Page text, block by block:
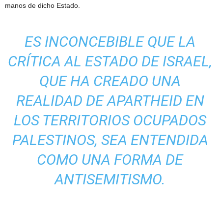
manos de dicho Estado.
ES INCONCEBIBLE QUE LA
CRÍTICA AL ESTADO DE ISRAEL,
QUE HA CREADO UNA
REALIDAD DE APARTHEID EN
LOS TERRITORIOS OCUPADOS
PALESTINOS, SEA ENTENDIDA
COMO UNA FORMA DE
ANTISEMITISMO.